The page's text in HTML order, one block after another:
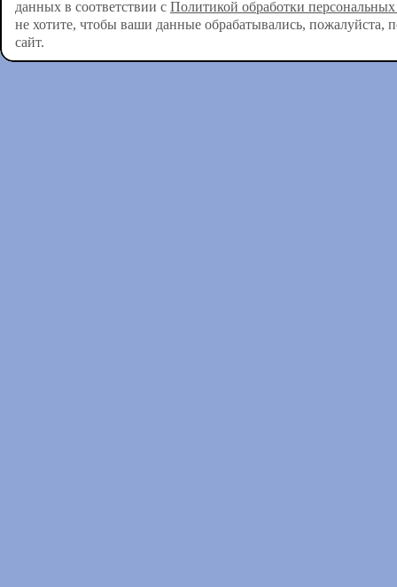
данных в соответствии с Политикой обработки
не хотите, чтобы ваши данные обрабатывались, пожалуйста,
сайт.